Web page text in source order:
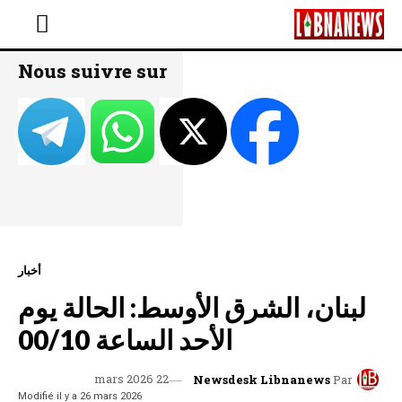
Nous suivre sur
أخبار
لبنان، الشرق الأوسط: الحالة يوم
الأحد الساعة 00/10
Par
Newsdesk Libnanews
22 mars 2026
Modifié il y a 26 mars 2026